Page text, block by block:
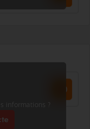
informations ?